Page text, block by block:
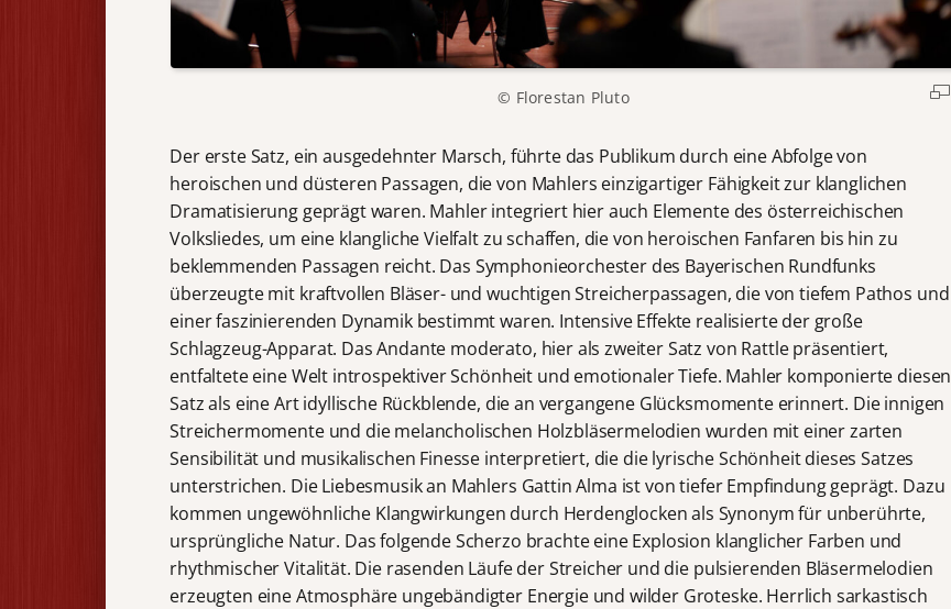
© Florestan Pluto
Der erste Satz, ein ausgedehnter Marsch, führte das Publikum durch eine Abfolge von
heroischen und düsteren Passagen, die von Mahlers einzigartiger Fähigkeit zur klanglichen
Dramatisierung geprägt waren. Mahler integriert hier auch Elemente des österreichischen
Volksliedes, um eine klangliche Vielfalt zu schaffen, die von heroischen Fanfaren bis hin zu
beklemmenden Passagen reicht. Das Symphonieorchester des Bayerischen Rundfunks
überzeugte mit kraftvollen Bläser- und wuchtigen Streicherpassagen, die von tiefem Pathos und
einer faszinierenden Dynamik bestimmt waren. Intensive Effekte realisierte der große
Schlagzeug-Apparat. Das Andante moderato, hier als zweiter Satz von Rattle präsentiert,
entfaltete eine Welt introspektiver Schönheit und emotionaler Tiefe. Mahler komponierte diesen
Satz als eine Art idyllische Rückblende, die an vergangene Glücksmomente erinnert. Die innigen
Streichermomente und die melancholischen Holzbläsermelodien wurden mit einer zarten
Sensibilität und musikalischen Finesse interpretiert, die die lyrische Schönheit dieses Satzes
unterstrichen. Die Liebesmusik an Mahlers Gattin Alma ist von tiefer Empfindung geprägt. Dazu
kommen ungewöhnliche Klangwirkungen durch Herdenglocken als Synonym für unberührte,
ursprüngliche Natur. Das folgende Scherzo brachte eine Explosion klanglicher Farben und
rhythmischer Vitalität. Die rasenden Läufe der Streicher und die pulsierenden Bläsermelodien
erzeugten eine Atmosphäre ungebändigter Energie und wilder Groteske. Herrlich sarkastisch